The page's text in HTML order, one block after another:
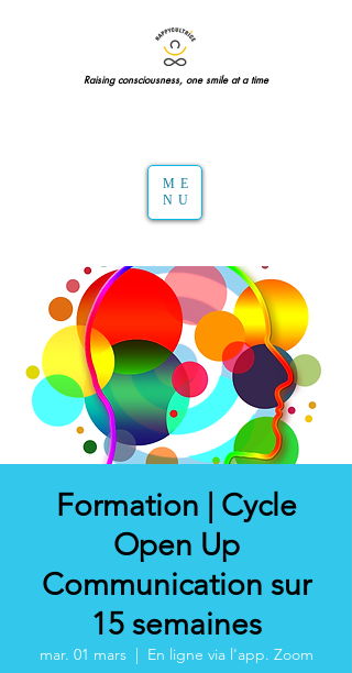
Raising consciousness, one smile at a time
ME
NU
Formation | Cycle
Open Up
Communication sur
15 semaines
mar. 01 mars
  |
En ligne via l'app. Zoom